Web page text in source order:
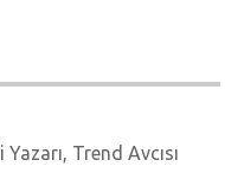
Trend Avcısı